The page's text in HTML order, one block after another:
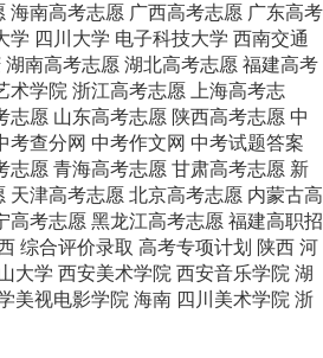
海南高考志愿 广西高考志愿 广东高考
学 四川大学 电子科技大学 西南交通
湖南高考志愿 湖北高考志愿 福建高考
术学院 浙江高考志愿
上海高考志
志愿 山东高考志愿 陕西高考志愿 中
考查分网 中考作文网 中考试题答案
志愿 青海高考志愿 甘肃高考志愿 新
天津高考志愿 北京高考志愿 内蒙古高
高考志愿 黑龙江高考志愿 福建高职招
综合评价录取 高考专项计划 陕西 河
大学 西安美术学院 西安音乐学院 湖
美视电影学院 海南 四川美术学院 浙